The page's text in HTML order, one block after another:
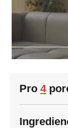
Pro 4